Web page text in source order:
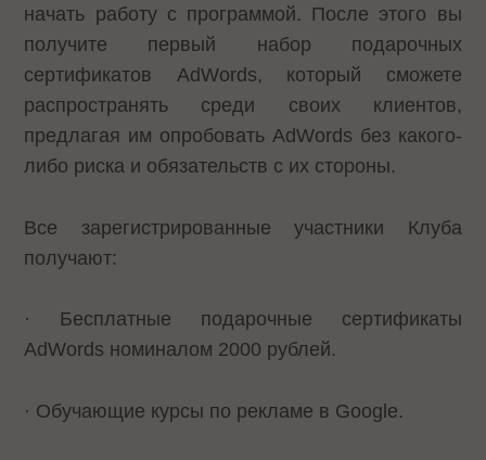
начать работу с программой. После этого вы
получите первый набор подарочных
сертификатов AdWords, который сможете
распространять среди своих клиентов,
предлагая им опробовать AdWords без какого-
либо риска и обязательств с их стороны.
Все зарегистрированные участники Клуба
получают:
· Бесплатные подарочные сертификаты
AdWords номиналом 2000 рублей.
· Обучающие курсы по рекламе в Google.